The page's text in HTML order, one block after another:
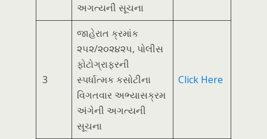
અગત્યની સૂચના
3
જાહેરાત ક્રમાંક
૨૫૨/૨૦૨૪૨૫, પોલીસ
ફોટોગ્રાફરની
સ્પર્ધાત્મક કસોટીના
વિગતવાર અભ્યાસક્રમ
અંગેની અગત્યની
સૂચના
Click Here